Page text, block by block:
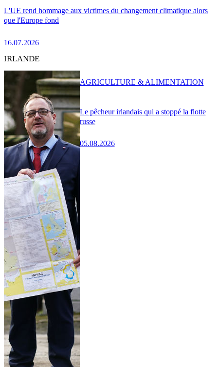
L'UE rend hommage aux victimes du changement climatique alors
que l'Europe fond
16.07.2026
IRLANDE
Le pêcheur irlandais qui a stoppé la flotte
russe
05.08.2026
AGRICULTURE & ALIMENTATION